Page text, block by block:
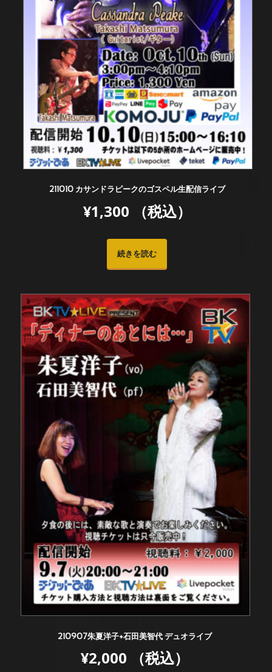
211010 カサンドラピークのゴスペル生配信ライブ
¥1,300 （税込）
続きを読む
210907朱夏洋子+石田美智代 デュオライブ
¥2,000 （税込）